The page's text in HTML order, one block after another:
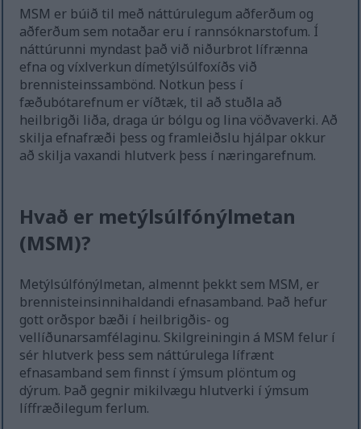
MSM er búið til með náttúrulegum aðferðum og
aðferðum sem notaðar eru í rannsóknarstofum. Í
náttúrunni myndast það við niðurbrot lífrænna
efna og víxlverkun dímetýlsúlfoxíðs við
brennisteinssambönd. Notkun þess í
fæðubótarefnum er víðtæk, til að stuðla að
heilbrigði liða, draga úr bólgu og lina vöðvaverki. Að
skilja efnafræði þess og framleiðslu hjálpar okkur
að skilja vaxandi hlutverk þess í næringarefnum.
Hvað er metýlsúlfónýlmetan
(MSM)?
Metýlsúlfónýlmetan, almennt þekkt sem MSM, er
brennisteinsinnihaldandi efnasamband. Það hefur
gott orðspor bæði í heilbrigðis- og
vellíðunarsamfélaginu. Skilgreiningin á MSM felur í
sér hlutverk þess sem náttúrulega lífrænt
efnasamband sem finnst í ýmsum plöntum og
dýrum. Það gegnir mikilvægu hlutverki í ýmsum
líffræðilegum ferlum.